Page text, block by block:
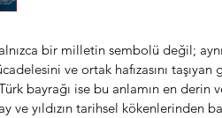
bir milletin sembolü değil;
ve ortak hafızasını
bayrağı ise bu anlamın en derin
ve yıldızın tarihsel kökenlerinden